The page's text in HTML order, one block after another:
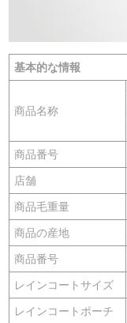
基本的な情報
商品名称
商品番号
店舗
商品毛重量
商品の産地
商品番号
レインコートサイズ
レインコートポーチ